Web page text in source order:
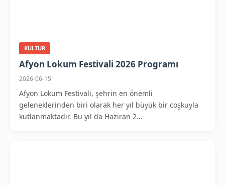
KULTUR
Afyon Lokum Festivali 2026 Programı
2026-06-15
Afyon Lokum Festivali, şehrin en önemli
geleneklerinden biri olarak her yıl büyük bir coşkuyla
kutlanmaktadır. Bu yıl da Haziran 2...